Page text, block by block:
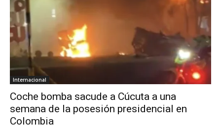
Internacional
Coche bomba sacude a Cúcuta a una
semana de la posesión presidencial en
Colombia